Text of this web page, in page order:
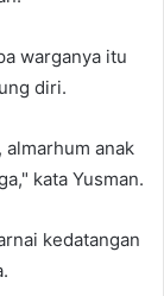
warganya itu
diri.
almarhum anak
kata Yusman.
kedatangan